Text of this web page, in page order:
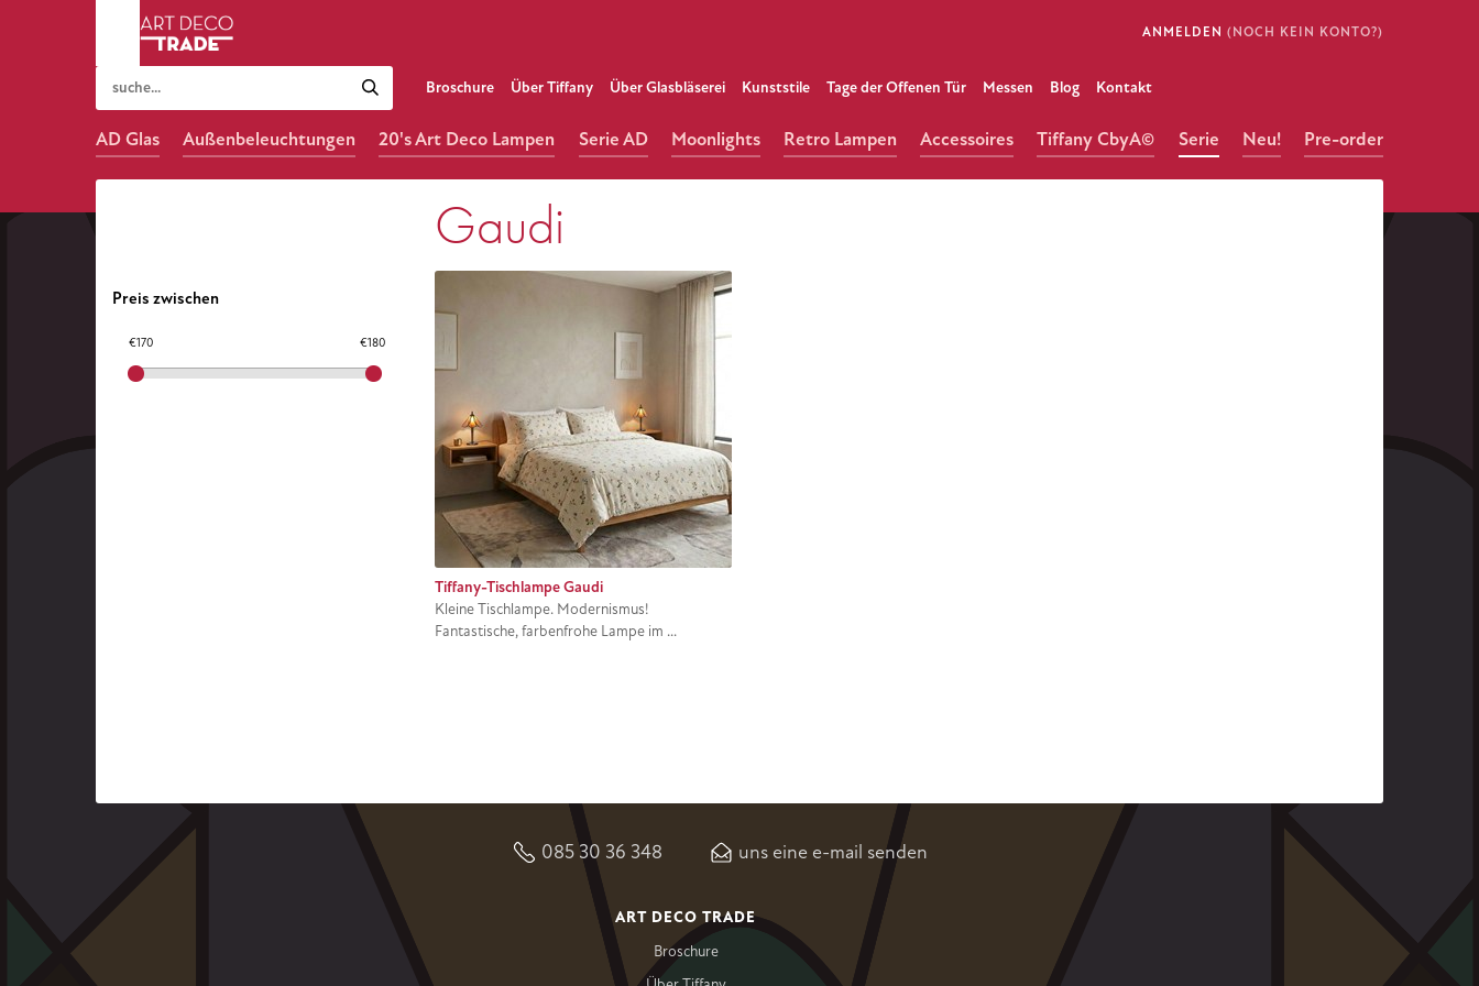
ANMELDEN (NOCH KEIN KONTO?)
Broschure Über Tiffany Über Glasbläserei Kunststile Tage der Offenen Tür Messen Blog Kontakt
AD Glas Außenbeleuchtungen 20's Art Deco Lampen Serie AD Moonlights Retro Lampen Accessoires Tiffany CbyA© Serie Neu! Pre-order
Preis zwischen
€170 €180
Gaudi
Tiffany-Tischlampe Gaudi
Kleine Tischlampe. Modernismus!
Fantastische, farbenfrohe Lampe im ...
085 30 36 348 uns eine e-mail senden
ART DECO TRADE
Broschure